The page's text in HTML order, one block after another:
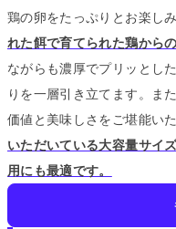
鶏の卵をたっぷりとお楽し
れた餌で育てられた鶏から
ながらも濃厚でプリッとし
りを一層引き立てます。
ま
価値と美味しさをご堪能い
いただいている大容量サイ
用にも最適です。